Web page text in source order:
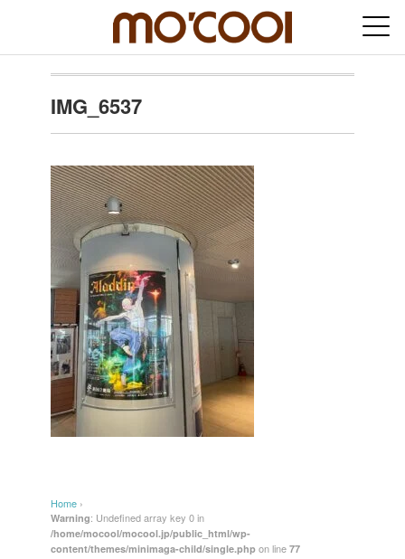
IMG_6537
Home ›
Warning: Undefined array key 0 in
/home/mocool/mocool.jp/public_html/wp-
content/themes/minimaga-child/single.php on line 77